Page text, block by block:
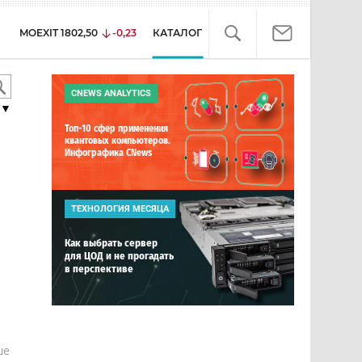
MOEXIT 1802,50 -0,23 КАТАЛОГ
CNEWS ANALYTICS
Топ-10 сфер применения
квантовых компьютеров.
Инфографика CNews
ТЕХНОЛОГИЯ МЕСЯЦА
Как выбрать сервер
для ЦОД и не прогадать
в перспективе